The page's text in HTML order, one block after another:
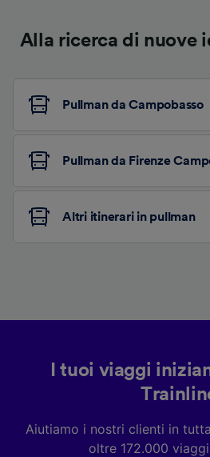
Alla ricerca di nuove
Pullman da Campobasso
Pullman da Firenze
Altri itinerari in pullman
I tuoi viaggi
Aiutiamo i nostri clienti in
oltre 172.000